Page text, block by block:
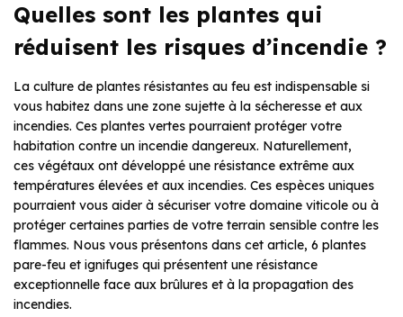
Quelles sont les plantes qui
réduisent les risques d’incendie ?
La culture de plantes résistantes au feu est indispensable si
vous habitez dans une zone sujette à la sécheresse et aux
incendies. Ces plantes vertes pourraient protéger votre
habitation contre un incendie dangereux. Naturellement,
ces végétaux ont développé une résistance extrême aux
températures élevées et aux incendies. Ces espèces uniques
pourraient vous aider à sécuriser votre domaine viticole ou à
protéger certaines parties de votre terrain sensible contre les
flammes. Nous vous présentons dans cet article, 6 plantes
pare-feu et ignifuges qui présentent une résistance
exceptionnelle face aux brûlures et à la propagation des
incendies.